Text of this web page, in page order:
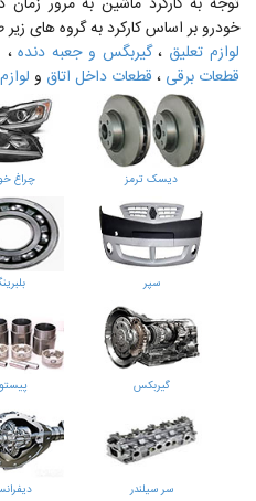
خودرو بر اساس کارکرد به گروه های
لوازم تعلیق ،گیربگس و جعبه دنده،
قطعات برقی ، قطعات داخل اتاق و
دیسک ترمز چراغ
سپر
گیربکس
سر سیلندر